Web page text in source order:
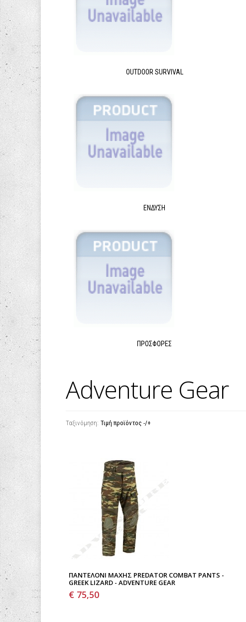
OUTDOOR SURVIVAL
ΈΝΔΥΣΗ
ΠΡΟΣΦΟΡΈΣ
Adventure Gear
Ταξινόμηση: Τιμή προϊόντος -/+
ΠΑΝΤΕΛΌΝΙ ΜΆΧΗΣ PREDATOR COMBAT PANTS -
GREEK LIZARD - ADVENTURE GEAR
€ 75,50